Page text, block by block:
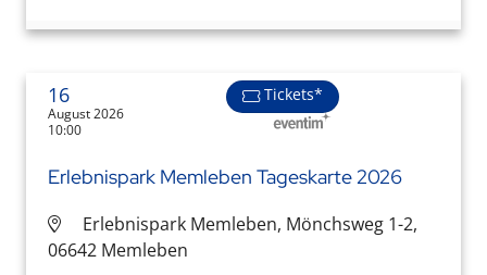
16
August 2026
10:00
Tickets*
Erlebnispark Memleben Tageskarte 2026
Erlebnispark Memleben, Mönchsweg 1-2,
06642 Memleben